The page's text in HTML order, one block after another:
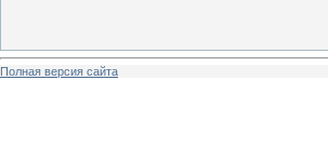
Полная версия сайта